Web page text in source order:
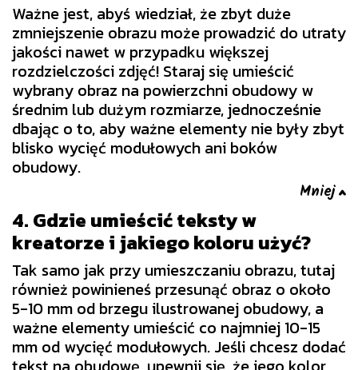
Ważne jest, abyś wiedział, że zbyt duże
zmniejszenie obrazu może prowadzić do utraty
jakości nawet w przypadku większej
rozdzielczości zdjęć! Staraj się umieścić
wybrany obraz na powierzchni obudowy w
średnim lub dużym rozmiarze, jednocześnie
dbając o to, aby ważne elementy nie były zbyt
blisko wycięć modułowych ani boków
obudowy.
4. Gdzie umieścić teksty w
kreatorze i jakiego koloru użyć?
Tak samo jak przy umieszczaniu obrazu, tutaj
również powinieneś przesunąć obraz o około
5-10 mm od brzegu ilustrowanej obudowy, a
ważne elementy umieścić co najmniej 10-15
mm od wycięć modułowych. Jeśli chcesz dodać